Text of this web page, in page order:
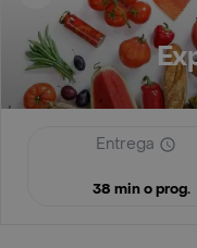
Entrega
38 min o prog.